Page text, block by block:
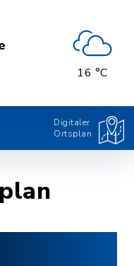
16 °C
Digitaler
Ortsplan